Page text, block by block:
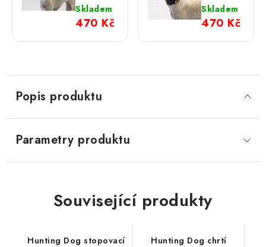
pes
Skladem
470 Kč
černý s
rosegold
Skladem
470 Kč
Popis produktu
Parametry produktu
Související produkty
Hunting Dog stopovací
Hunting Dog chrtí